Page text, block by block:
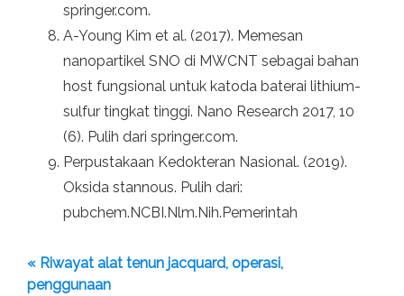
springer.com.
A-Young Kim et al. (2017). Memesan
nanopartikel SNO di MWCNT sebagai bahan
host fungsional untuk katoda baterai lithium-
sulfur tingkat tinggi. Nano Research 2017, 10
(6). Pulih dari springer.com.
Perpustakaan Kedokteran Nasional. (2019).
Oksida stannous. Pulih dari:
pubchem.NCBI.Nlm.Nih.Pemerintah
« Riwayat alat tenun jacquard, operasi,
penggunaan